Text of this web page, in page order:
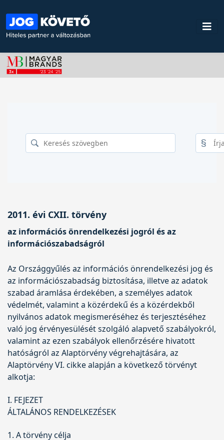
2011. évi CXII. törvény
az információs önrendelkezési jogról és az
információszabadságról
Az Országgyűlés az információs önrendelkezési jog és
az információszabadság biztosítása, illetve az adatok
szabad áramlása érdekében, a személyes adatok
védelmét, valamint a közérdekű és a közérdekből
nyilvános adatok megismeréséhez és terjesztéséhez
való jog érvényesülését szolgáló alapvető szabályokról,
valamint az ezen szabályok ellenőrzésére hivatott
hatóságról az Alaptörvény végrehajtására, az
Alaptörvény VI. cikke alapján a következő törvényt
alkotja:
I. FEJEZET
ÁLTALÁNOS RENDELKEZÉSEK
1. A törvény célja